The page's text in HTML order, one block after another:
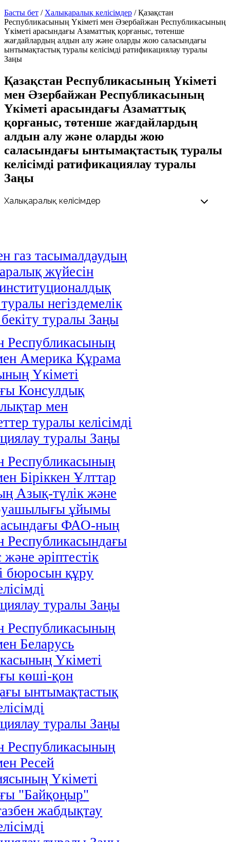
Басты бет / Халықаралық келісімдер /Қазақстан
Республикасының Үкіметі мен Әзербайжан Республикасының
Үкіметі арасындағы Азаматтық қорғаныс, төтенше
жағдайлардың алдын алу және оларды жою саласындағы
ынтымақтастық туралы келісімді ратификациялау туралы
Заңы
Қазақстан Республикасының Үкіметі
мен Әзербайжан Республикасының
Үкіметі арасындағы Азаматтық
қорғаныс, төтенше жағдайлардың
алдын алу және оларды жою
саласындағы ынтымақтастық туралы
келісімді ратификациялау туралы
Заңы
газ тасымалдаудың
жүйесін
туралы негіздемелік
бекіту туралы Заңы
Республикасының
Америка Құрама
Үкіметі
Консулдық
мен
туралы келісімді
туралы Заңы
Республикасының
Біріккен Ұлттар
Азық-түлік және
ұйымы
ФАО-ның
Республикасындағы
әріптестік
бюросын құру
туралы Заңы
Республикасының
Беларусь
Үкіметі
көші-қон
ынтымақтастық
туралы Заңы
Республикасының
Ресей
Үкіметі
"Байқоңыр"
жабдықтау